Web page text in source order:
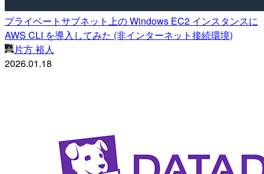
プライベートサブネット上の Windows EC2 インスタンスに
AWS CLI を導入してみた (非インターネット接続環境)
片方 裕人
2026.01.18